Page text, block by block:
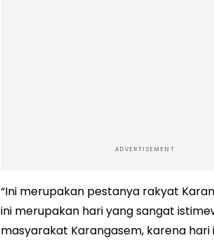
ADVERTISEMENT
“Ini merupakan pestanya rakyat
ini merupakan hari yang sangat
masyarakat Karangasem, karena hari